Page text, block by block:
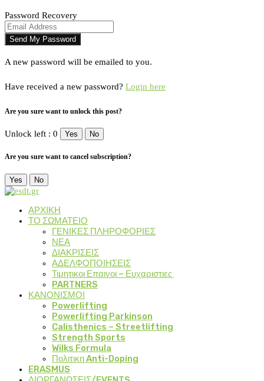
Password Recovery
A new password will be emailed to you.
Have received a new password? Login here
Are you sure want to unlock this post?
Unlock left : 0 Yes No
Are you sure want to cancel subscription?
Yes No
ΑΡΧΙΚΗ
ΤΟ ΣΩΜΑΤΕΙΟ
ΓΕΝΙΚΕΣ ΠΛΗΡΟΦΟΡΙΕΣ
ΝΕΑ
ΔΙΑΚΡΙΣΕΙΣ
ΑΔΕΛΦΟΠΟΙΗΣΕΙΣ
Τιμητικοι Επαινοι – Ευχαριστιες
PARTNERS
ΚΑΝΟΝΙΣΜΟΙ
Powerlifting
Powerlifting Parkinson
Calisthenics – Streetlifting
Strength Sports
Wilks Formula
Πολιτικη Anti-Doping
ERASMUS